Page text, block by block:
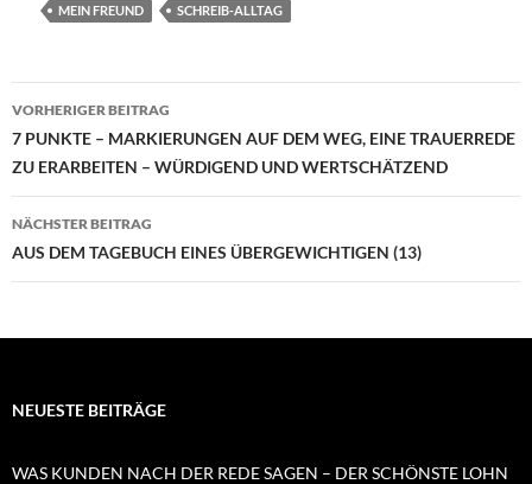
MEIN FREUND
SCHREIB-ALLTAG
Beitragsnavigation
VORHERIGER BEITRAG
7 PUNKTE – MARKIERUNGEN AUF DEM WEG, EINE TRAUERREDE
ZU ERARBEITEN – WÜRDIGEND UND WERTSCHÄTZEND
NÄCHSTER BEITRAG
AUS DEM TAGEBUCH EINES ÜBERGEWICHTIGEN (13)
NEUESTE BEITRÄGE
WAS KUNDEN NACH DER REDE SAGEN – DER SCHÖNSTE LOHN